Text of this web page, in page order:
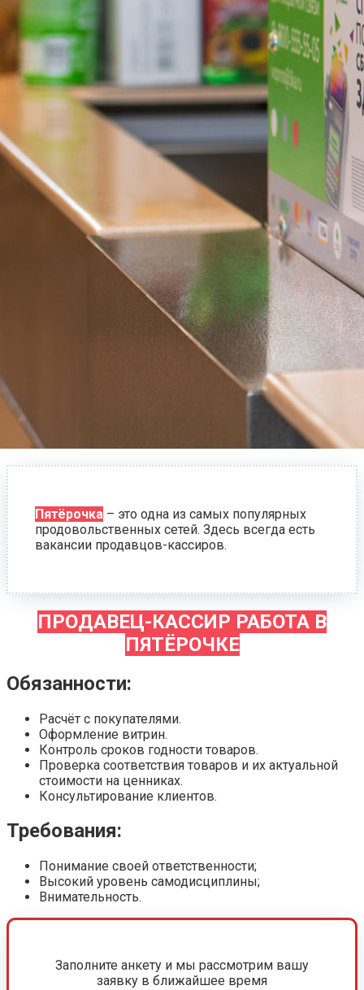
Пятёрочка – это одна из самых популярных
продовольственных сетей. Здесь всегда есть
вакансии продавцов-кассиров.
ПРОДАВЕЦ-КАССИР РАБОТА В
ПЯТЁРОЧКЕ
Обязанности:
Расчёт с покупателями.
Оформление витрин.
Контроль сроков годности товаров.
Проверка соответствия товаров и их актуальной
стоимости на ценниках.
Консультирование клиентов.
Требования:
Понимание своей ответственности;
Высокий уровень самодисциплины;
Внимательность.
Заполните анкету и мы рассмотрим вашу
заявку в ближайшее время